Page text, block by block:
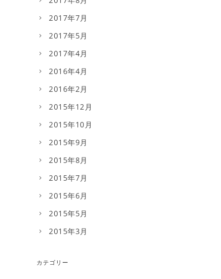
2017年7月
2017年5月
2017年4月
2016年4月
2016年2月
2015年12月
2015年10月
2015年9月
2015年8月
2015年7月
2015年6月
2015年5月
2015年3月
カテゴリー